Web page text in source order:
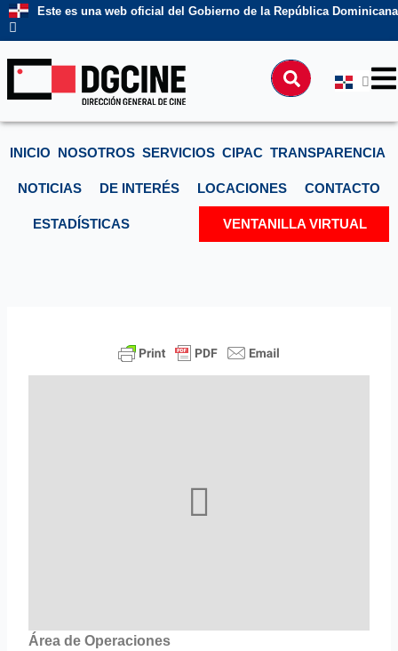
Este es una web oficial del Gobierno de la República Dominicana
Buscar
INICIO NOSOTROS SERVICIOS CIPAC TRANSPARENCIA
NOTICIAS DE INTERÉS LOCACIONES CONTACTO
ESTADÍSTICAS VENTANILLA VIRTUAL
Área de Operaciones